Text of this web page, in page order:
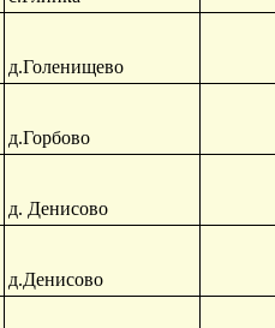
д.Голенищево
д.Горбово
д. Денисово
д.Денисово